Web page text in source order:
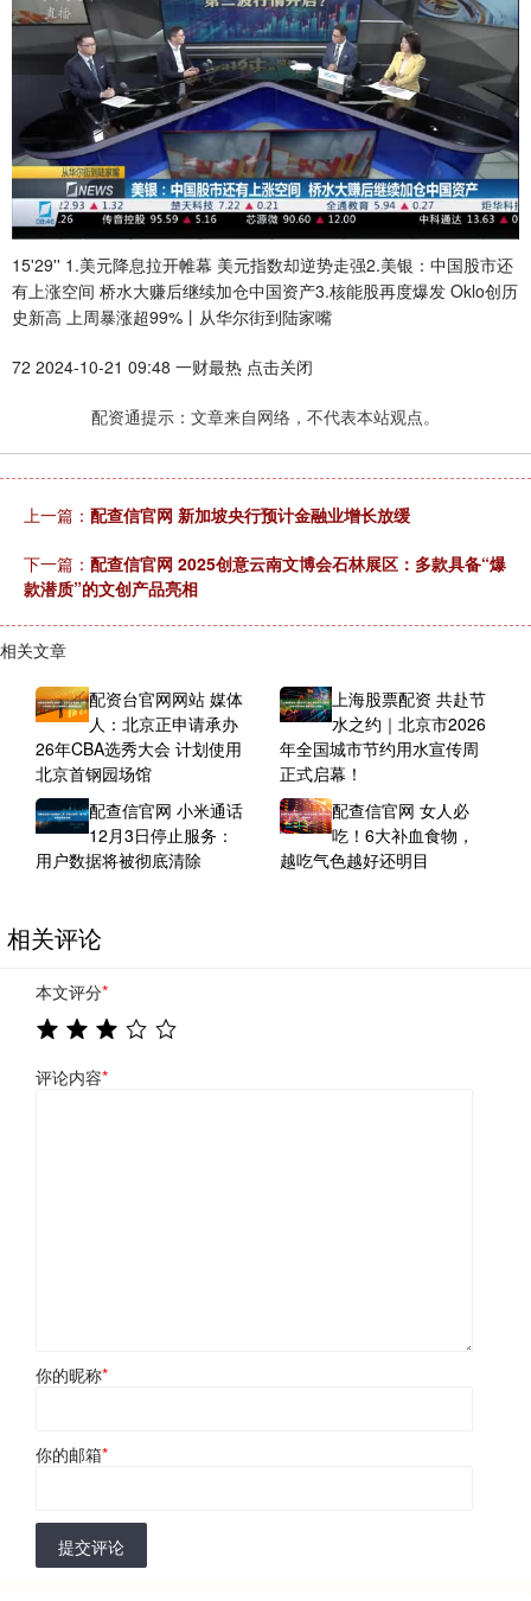
15'29'' 1.美元降息拉开帷幕 美元指数却逆势走强2.美银：中国股市还
有上涨空间 桥水大赚后继续加仓中国资产3.核能股再度爆发 Oklo创历
史新高 上周暴涨超99%丨从华尔街到陆家嘴
72 2024-10-21 09:48 一财最热 点击关闭
配资通提示：文章来自网络，不代表本站观点。
上一篇： 配查信官网 新加坡央行预计金融业增长放缓
下一篇： 配查信官网 2025创意云南文博会石林展区：多款具备“爆
款潜质”的文创产品亮相
相关文章
配资台官网网站 媒体
人：北京正申请承办
26年CBA选秀大会 计划使用
北京首钢园场馆
上海股票配资 共赴节
水之约｜北京市2026
年全国城市节约用水宣传周
正式启幕！
配查信官网 小米通话
12月3日停止服务：
用户数据将被彻底清除
配查信官网 女人必
吃！6大补血食物，
越吃气色越好还明目
相关评论
本文评分*
评论内容*
你的昵称*
你的邮箱*
提交评论